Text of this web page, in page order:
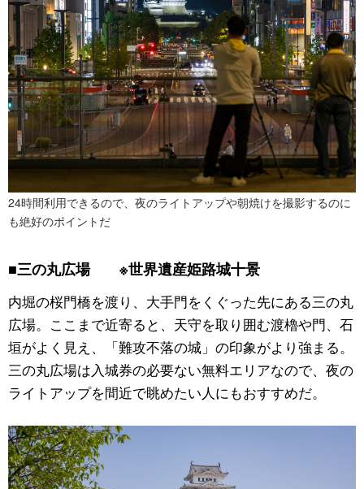
24時間利用できるので、夜のライトアップや朝焼けを撮影するのに
も絶好のポイントだ
■三の丸広場 ※世界遺産姫路城十景
内堀の桜門橋を渡り、大手門をくぐった先にある三の丸
広場。ここまで近寄ると、天守を取り囲む渡櫓や門、石
垣がよく見え、「難攻不落の城」の印象がより強まる。
三の丸広場は入城券の必要ない無料エリアなので、夜の
ライトアップを間近で眺めたい人にもおすすめだ。